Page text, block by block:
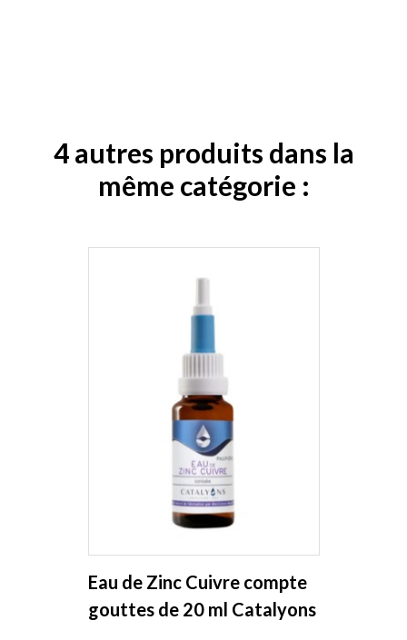
4 autres produits dans la
même catégorie :
Eau de Zinc Cuivre compte
gouttes de 20 ml Catalyons